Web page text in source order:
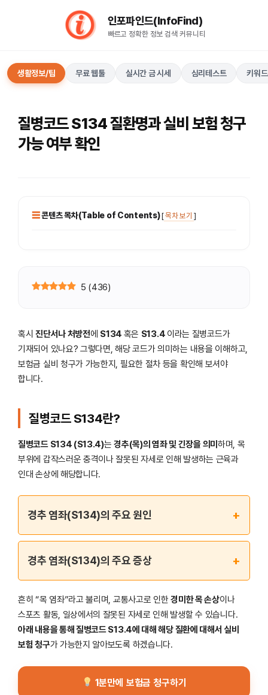
인포파인드(InfoFind)​​​​
빠르고 정확한 정보 검색 커뮤니티
생활정보/팁 무료 웹툴 실시간 금 시세 심리테스트 키워
질병코드 S134 질환명과 실비 보험 청구
가능 여부 확인
콘텐츠 목차(Table of Contents)[목차 보기 ]
5 (436)
혹시진단서나 처방전에 S134 혹은 S13.4 이라는 질병코드가
기재되어 있나요? 그렇다면, 해당 코드가 의미하는 내용을 이해하고,
보험금 실비 청구가 가능한지, 필요한 절차 등을 확인해 보셔야
합니다.
질병코드 S134란?
질병코드 S134 (S13.4)는경추(목)의 염좌 및 긴장을 의미 하며, 목
부위에 갑작스러운 충격이나 잘못된 자세로 인해 발생하는 근육과
인대 손상에 해당합니다.
경추 염좌(S134)의 주요 원인 +
경추 염좌(S134)의 주요 증상 +
흔히 “목 염좌”라고 불리며, 교통사고로 인한경미한 목 손상이나
스포츠 활동, 일상에서의 잘못된 자세로 인해 발생할 수 있습니다.
아래 내용을 통해 질병코드 S13.4에 대해 해당 질환에 대해서 실비
보험 청구가 가능한지 알아보도록 하겠습니다.
1분만에 보험금 청구하기